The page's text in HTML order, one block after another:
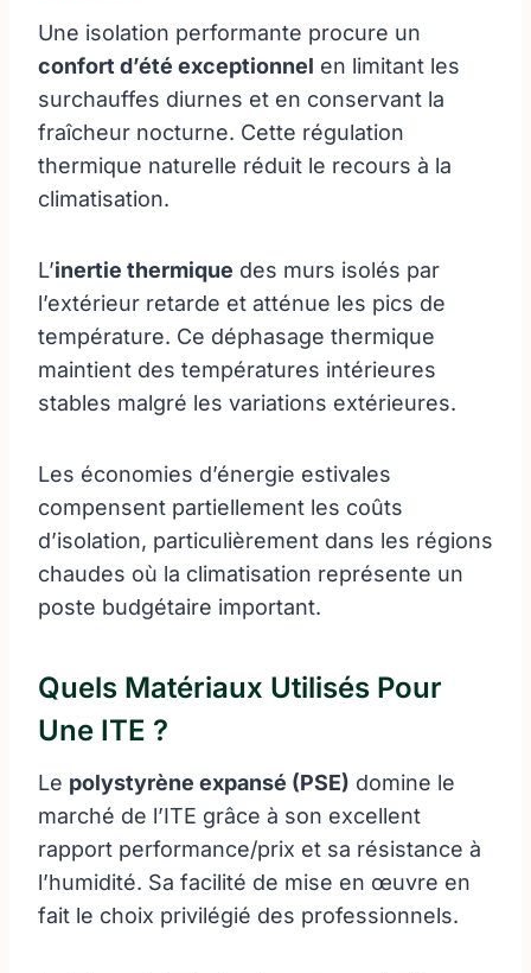
Une isolation performante procure un
confort d’été exceptionnel en limitant les
surchauffes diurnes et en conservant la
fraîcheur nocturne. Cette régulation
thermique naturelle réduit le recours à la
climatisation.
L’inertie thermique des murs isolés par
l’extérieur retarde et atténue les pics de
température. Ce déphasage thermique
maintient des températures intérieures
stables malgré les variations extérieures.
Les économies d’énergie estivales
compensent partiellement les coûts
d’isolation, particulièrement dans les régions
chaudes où la climatisation représente un
poste budgétaire important.
Quels Matériaux Utilisés Pour
Une ITE ?
Le polystyrène expansé (PSE) domine le
marché de l’ITE grâce à son excellent
rapport performance/prix et sa résistance à
l’humidité. Sa facilité de mise en œuvre en
fait le choix privilégié des professionnels.